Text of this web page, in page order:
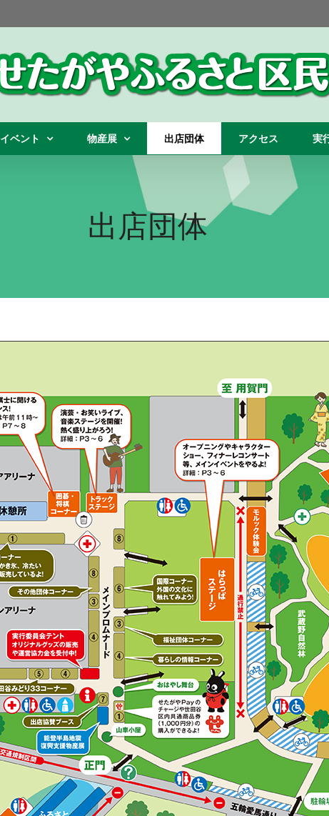
イベント 物産展 出店団体 アクセス 実
出店団体